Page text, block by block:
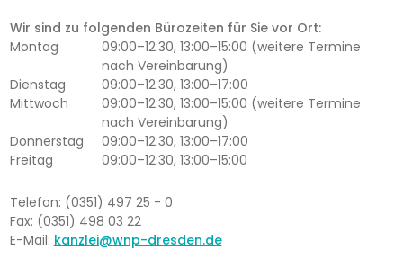
Wir sind zu folgenden Bürozeiten für Sie vor Ort:
Montag
09:00–12:30, 13:00–15:00 (weitere Termine
nach Vereinbarung)
Dienstag
09:00–12:30, 13:00–17:00
Mittwoch
09:00–12:30, 13:00–15:00 (weitere Termine
nach Vereinbarung)
Donnerstag
09:00–12:30, 13:00–17:00
Freitag
09:00–12:30, 13:00–15:00
Telefon: (0351) 497 25 - 0
Fax: (0351) 498 03 22
E-Mail: kanzlei@wnp-dresden.de